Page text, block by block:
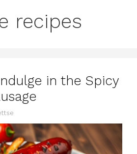
recipes
in the Spicy